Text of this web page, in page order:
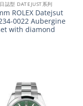
日誌型 DATEJUST系列
ROLEX Datejsut
0022 Aubergine
with diamond